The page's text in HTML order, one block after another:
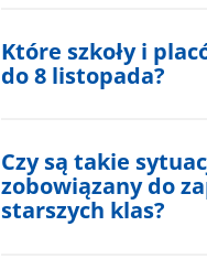
Które szkoły i
do 8 listopada?
Czy są takie
zobowiązany do
starszych klas?